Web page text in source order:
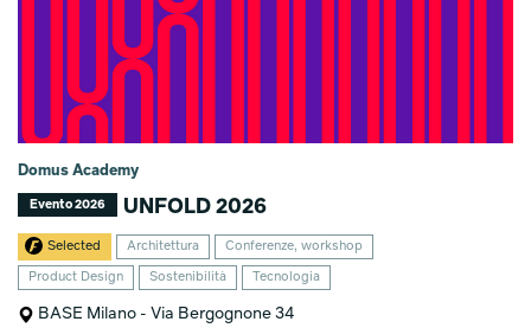
Domus Academy
Evento 2026 UNFOLD 2026
Selected Architettura Conferenze, workshop
Product Design Sostenibilità Tecnologia
BASE Milano - Via Bergognone 34